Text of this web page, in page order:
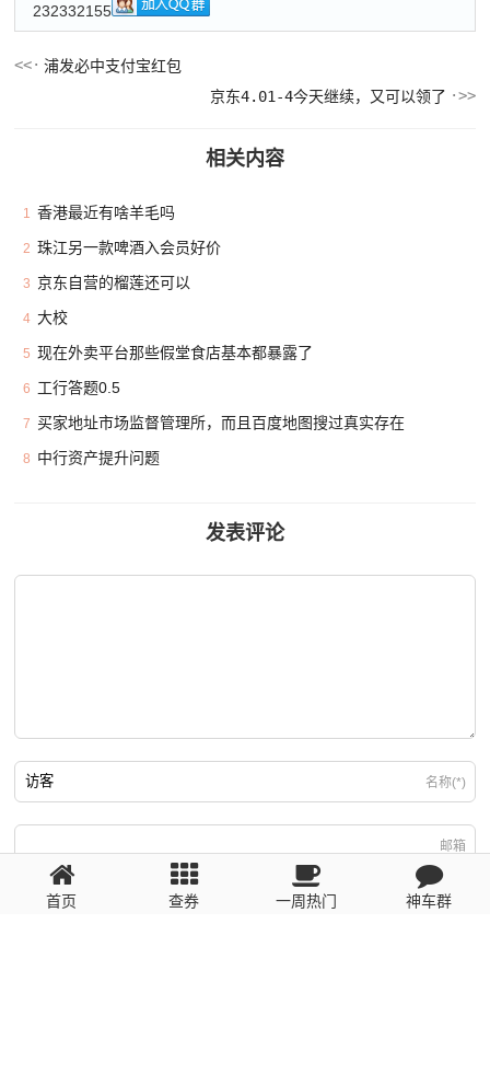
232332155
浦发必中支付宝红包
京东4.01-4今天继续，又可以领了
相关内容
1 香港最近有啥羊毛吗
2 珠江另一款啤酒入会员好价
3 京东自营的榴莲还可以
4 大校
5 现在外卖平台那些假堂食店基本都暴露了
6 工行答题0.5
7 买家地址市场监督管理所，而且百度地图搜过真实存在
8 中行资产提升问题
发表评论
名称(*)
邮箱
回复需填写必要信息
首页 查券 一周热门 神车群